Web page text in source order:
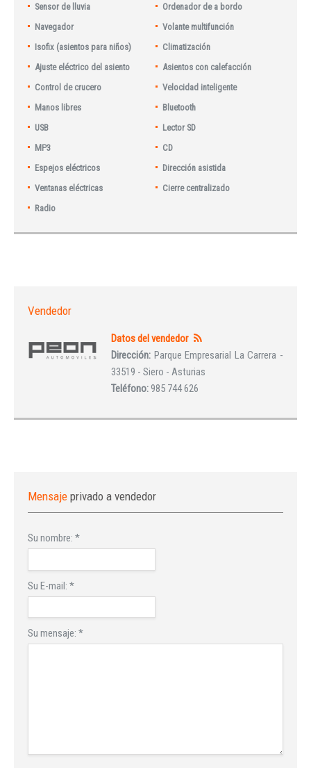
Sensor de lluvia
Ordenador de a bordo
Navegador
Volante multifunción
Isofix (asientos para niños)
Climatización
Ajuste eléctrico del asiento
Asientos con calefacción
Control de crucero
Velocidad inteligente
Manos libres
Bluetooth
USB
Lector SD
MP3
CD
Espejos eléctricos
Dirección asistida
Ventanas eléctricas
Cierre centralizado
Radio
Vendedor
Datos del vendedor
Dirección: Parque Empresarial La Carrera -
33519 - Siero - Asturias
Teléfono:985 744 626
Mensaje privado a vendedor
Su nombre: *
Su E-mail: *
Su mensaje: *